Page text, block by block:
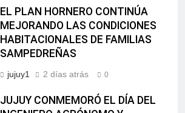
EL PLAN HORNERO CONTINÚA
MEJORANDO LAS CONDICIONES
HABITACIONALES DE FAMILIAS
SAMPEDREÑAS
jujuy1 2 días atrás 0
JUJUY CONMEMORÓ EL DÍA DEL